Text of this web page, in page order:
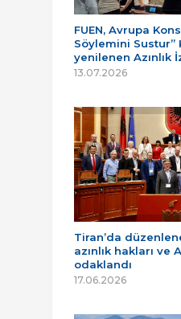
FUEN, Avrupa
Söylemini Sustur”
yenilenen Azınlık
13.07.2026
Tiran’da
azınlık hakları ve
odaklandı
17.06.2026